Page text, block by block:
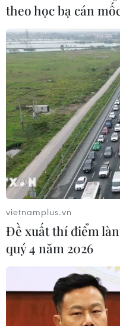
Việt Nam hòa
trong trận đấu
13/06/2017 15:13
Việc để Jordan cầm
Việt Nam rơi xuống vị
C, khi Campuchia đã
theo học bạ cán
vietnamplus.vn
Đề xuất thí điểm
quý 4 năm 2026